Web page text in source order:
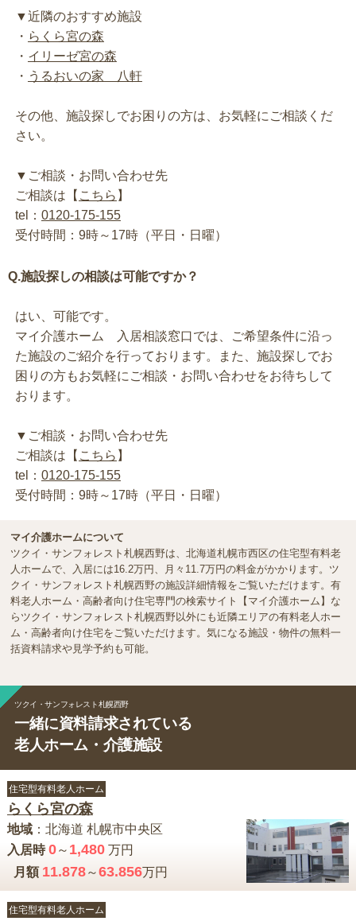
▼近隣のおすすめ施設
・ らくら宮の森
・ イリーゼ宮の森
・ うるおいの家 八軒
その他、施設探しでお困りの方は、お気軽にご相談くだ
さい。
▼ご相談・お問い合わせ先
ご相談は【 こちら 】
tel： 0120-175-155
受付時間：9時～17時（平日・日曜）
Q.施設探しの相談は可能ですか？
はい、可能です。
マイ介護ホーム 入居相談窓口では、ご希望条件に沿っ
た施設のご紹介を行っております。また、施設探しでお
困りの方もお気軽にご相談・お問い合わせをお待ちして
おります。
▼ご相談・お問い合わせ先
ご相談は【 こちら 】
tel： 0120-175-155
受付時間：9時～17時（平日・日曜）
マイ介護ホームについて
ツクイ・サンフォレスト札幌西野は、北海道札幌市西区の住宅型有料老
人ホームで、入居には16.2万円、月々11.7万円の料金がかかります。ツ
クイ・サンフォレスト札幌西野の施設詳細情報をご覧いただけます。有
料老人ホーム・高齢者向け住宅専門の検索サイト【マイ介護ホーム】な
らツクイ・サンフォレスト札幌西野以外にも近隣エリアの有料老人ホー
ム・高齢者向け住宅をご覧いただけます。気になる施設・物件の無料一
括資料請求や見学予約も可能。
ツクイ・サンフォレスト札幌西野
一緒に資料請求されている
老人ホーム・介護施設
住宅型有料老人ホーム
らくら宮の森
地域： 北海道 札幌市中央区
入居時 0～ 1,480万円
月額 11.878～63.856万円
住宅型有料老人ホーム